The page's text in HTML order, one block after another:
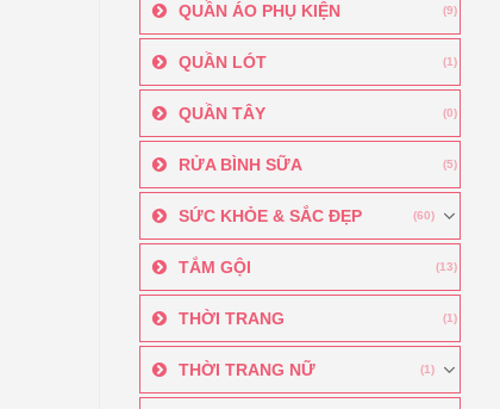
QUẦN ÁO PHỤ KIỆN (9)
QUẦN LÓT (1)
QUẦN TÂY (0)
RỬA BÌNH SỮA (5)
SỨC KHỎE & SẮC ĐẸP (60)
TẮM GỘI (13)
THỜI TRANG (1)
THỜI TRANG NỮ (1)